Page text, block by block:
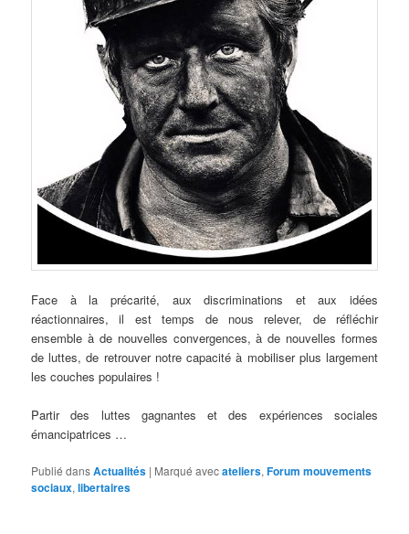
Face à la précarité, aux discriminations et aux idées
réactionnaires, il est temps de nous relever, de réfléchir
ensemble à de nouvelles convergences, à de nouvelles formes
de luttes, de retrouver notre capacité à mobiliser plus largement
les couches populaires !
Partir des luttes gagnantes et des expériences sociales
émancipatrices …
Publié dansActualités | Marqué avecateliers,Forum mouvements
sociaux,libertaires